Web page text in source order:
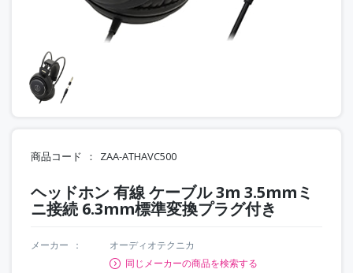
商品コード ZAA-ATHAVC500
ヘッドホン 有線 ケーブル 3m 3.5mmミ
ニ接続 6.3mm標準変換プラグ付き
メーカー
オーディオテクニカ
同じメーカーの商品を検索する